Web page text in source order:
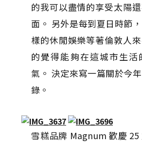
的我可以盡情的享受太陽
面。 另外是每到夏日時節
樣的休閒娛樂等著倫敦人
的覺得能夠在這城市生活
氣。 決定來寫一篇關於今
錄。
雪糕品牌 Magnum 歡慶